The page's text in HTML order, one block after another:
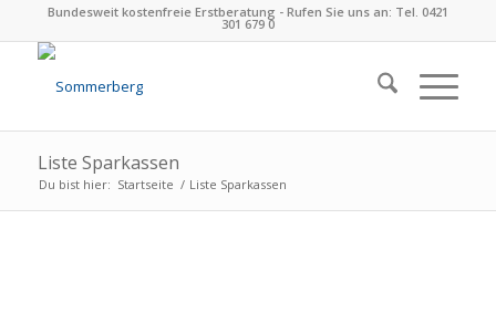
Bundesweit kostenfreie Erstberatung - Rufen Sie uns an: Tel. 0421
301 679 0
Liste Sparkassen
Du bist hier: Startseite / Liste Sparkassen